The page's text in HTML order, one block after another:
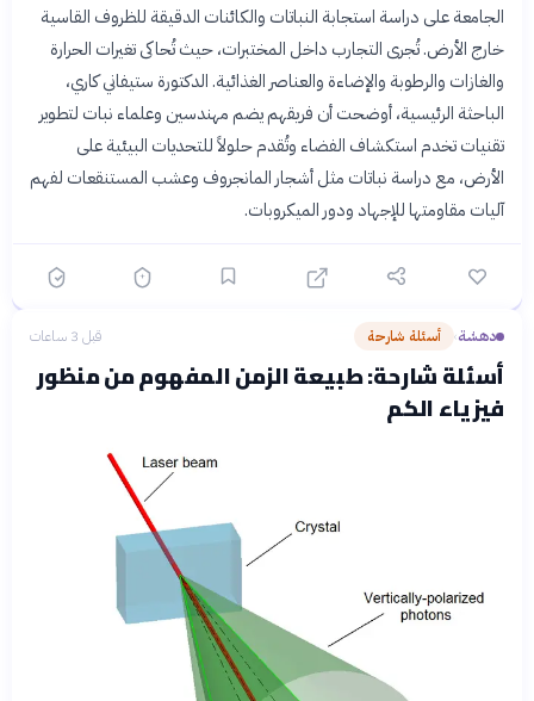
الجامعة على دراسة استجابة النباتات والكائنات الدقيقة للظروف القاسية
خارج الأرض. تُجرى التجارب داخل المختبرات، حيث تُحاكى تغيرات الحرارة
والغازات والرطوبة والإضاءة والعناصر الغذائية. الدكتورة ستيفاني كاري،
الباحثة الرئيسية، أوضحت أن فريقهم يضم مهندسين وعلماء نبات لتطوير
تقنيات تخدم استكشاف الفضاء وتُقدم حلولاً للتحديات البيئية على
الأرض، مع دراسة نباتات مثل أشجار المانجروف وعشب المستنقعات لفهم
آليات مقاومتها للإجهاد ودور الميكروبات.
دهشة› أسئلة شارحة قبل 3 ساعات
أسئلة شارحة: طبيعة الزمن المفهوم من منظور
فيزياء الكم